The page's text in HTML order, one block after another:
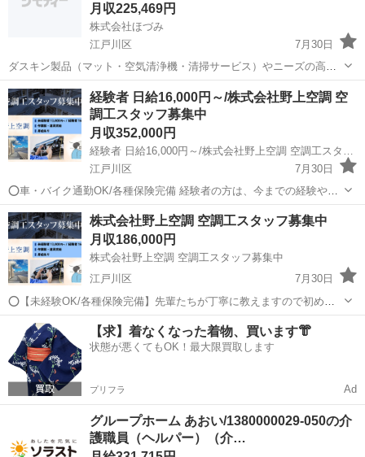
月収225,469円
株式会社ほづみ
江戸川区
7月30日
ダスキン製品（マット・空気清浄機・清掃サービス）やニーズの高い
新規事業の空間除菌機・加湿器などのメンテナンスや提案活動を行い
ます。メインの取引先はオフィスや大手企業など。お客様からお困り
ごとを伺いながら最適なご提案をしていく...
東京 江戸川区 ルートセールス
経験者 日給16,000円～/株式会社野上空調 空
調工スタッフ募集中
月収352,000円
江戸川区
7月30日
⭕️車・バイク通勤OK/各種保険完備 経験者の方は、今までの経験やス
キルを活かしてください。 ◎20代～40代の方が活躍しやすい環境です
♪ やる気がある方なら、遠方からのご応募も歓迎します！ 仕事が負担
にならないよう...
東京 江戸川区 機械 業務用エアコン
株式会社野上空調 空調工スタッフ募集中
月収186,000円
株式会社野上空調 空調工スタッフ募集中
江戸川区
7月30日
⭕️【未経験OK/各種保険完備】先輩たちが丁寧に教えますので初めて
の方も安心してご応募ください！ 20代～40代の方が活躍しやすい環境
です。各種保険完備、資格取得支援あり！ やる気がある方なら、遠方
からのご応募も積極的に...
東京 江戸川区 機械 未経験
【求】着なくなった着物、買います👘
状態が悪くてもOK！最大限買取します
プリフラ Ad
グループホーム あおい/1380000029-050の介
護職員（ヘルパー）（介…